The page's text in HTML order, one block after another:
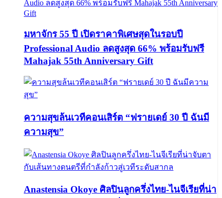
มหาจักร 55 ปี เปิดราคาพิเศษสุดในรอบปี
Professional Audio ลดสูงสุด 66% พร้อมรับฟรี
Mahajak 55th Anniversary Gift
ความสุขล้นเวทีคอนเสิร์ต “ฟรายเดย์ 30 ปี ฉันมี
ความสุข”
Anastensia Okoye ศิลปินลูกครึ่งไทย-ไนจีเรียที่น่า